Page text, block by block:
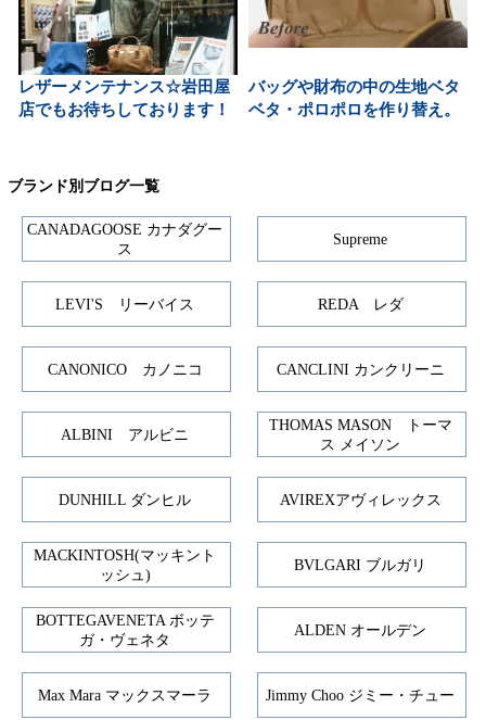
レザーメンテナンス☆岩田屋
店でもお待ちしております！
バッグや財布の中の生地ベタ
ベタ・ポロポロを作り替え。
ブランド別ブログ一覧
CANADAGOOSE カナダグー
ス
Supreme
LEVI'S リーバイス REDA レダ
CANONICO カノニコ CANCLINI カンクリーニ
ALBINI アルビニ
THOMAS MASON トーマ
ス メイソン
DUNHILL ダンヒル AVIREXアヴィレックス
MACKINTOSH(マッキント
ッシュ)
BVLGARI ブルガリ
BOTTEGAVENETA ボッテ
ガ・ヴェネタ
ALDEN オールデン
Max Mara マックスマーラ Jimmy Choo ジミー・チュー